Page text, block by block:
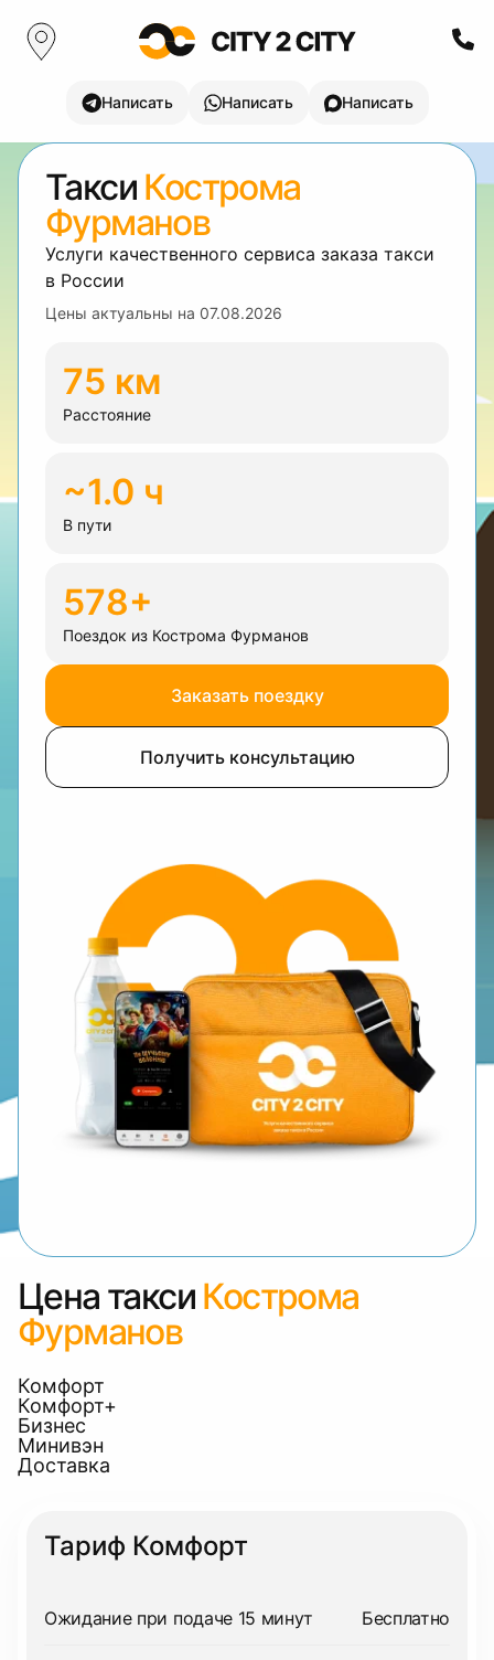
Написать Написать Написать
Такси Кострома
Фурманов
Услуги качественного сервиса заказа такси
в России
Цены актуальны на 07.08.2026
75 км
Расстояние
~1.0 ч
В пути
578+
Поездок из Кострома Фурманов
Заказать поездку
Получить консультацию
Цена такси Кострома
Фурманов
Комфорт
Комфорт+
Бизнес
Минивэн
Доставка
Тариф Комфорт
Ожидание при подаче 15 минут Бесплатно